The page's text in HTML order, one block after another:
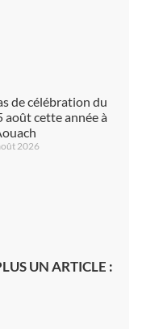
de célébration du
août cette année à
2026
UN ARTICLE :